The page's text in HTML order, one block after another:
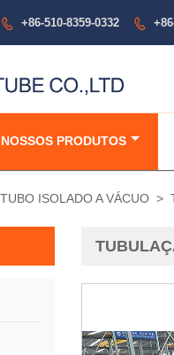
 +86-510-8359-0332 
NOSSOS PRODUTOS
TUBO ISOLADO A VÁCUO >